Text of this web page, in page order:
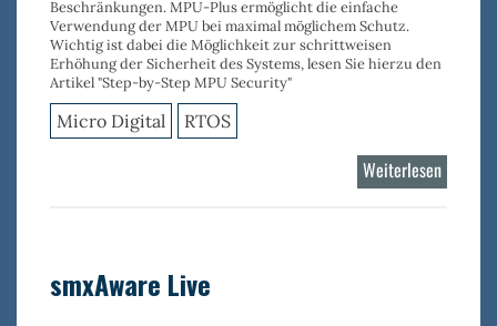
Beschränkungen. MPU-Plus ermöglicht dieeinfache
Verwendung der MPU bei maximal möglichem Schutz.
Wichtig ist dabei die Möglichkeit zur schrittweisen
Erhöhung der Sicherheit des Systems, lesen Sie hierzu den
Artikel "Step-by-Step MPU Security"
Micro Digital RTOS
Weiterlesen
MPU-
smxAware Live